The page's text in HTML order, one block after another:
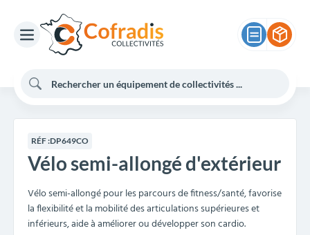
RÉF :DP649CO
Vélo semi-allongé d'extérieur
Vélo semi-allongé pour les parcours de fitness/santé, favorise
la flexibilité et la mobilité des articulations supérieures et
inférieurs, aide à améliorer ou développer son cardio.